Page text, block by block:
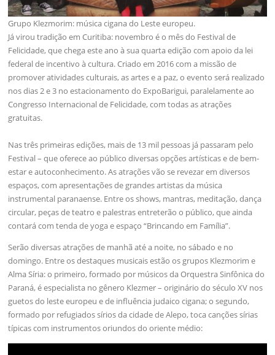
Grupo Klezmorim: música cigana do Leste europeu.
Já virou tradição em Curitiba: novembro é o mês do Festival de
Felicidade, que chega este ano à sua quarta edição com apoio da lei
federal de incentivo à cultura. Criado em 2016 com a missão de
promover atividades culturais, as artes e a paz, o evento será realizado
nos dias 2 e 3 no estacionamento do ExpoBarigui, paralelamente ao
Congresso Internacional de Felicidade, com todas as atrações
gratuitas.
Nas três primeiras edições, mais de 13 mil pessoas já passaram pelo
Festival – que oferece ao público diversas opções artísticas e de bem-
estar e autoconhecimento. As atrações vão se revezar em diversos
espaços, com apresentações de grandes artistas da música
instrumental paranaense. Entre os shows, mantras, meditação, dança
circular, peças de teatro e palestras entreterão o público, que ainda
contará com tenda de yoga e espaço “Brincando em Família”.
Serão diversas atrações de manhã até a noite, no sábado e no
domingo. Entre os destaques musicais estão os grupos Klezmorim e
Alma Síria: o primeiro, formado por músicos da Orquestra Sinfônica do
Paraná, é especialista no gênero Klezmer – originário do século XV nos
guetos do leste europeu e de influência judaico cigana; o segundo,
formado por refugiados sírios da cidade de Alepo, toca canções sírias
típicas com instrumentos oriundos do oriente médio: